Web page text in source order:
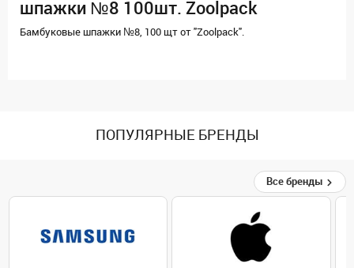
шпажки №8 100шт. Zoolpack
Бамбуковые шпажки №8, 100 щт от "Zoolpack".
ПОПУЛЯРНЫЕ БРЕНДЫ
Все бренды